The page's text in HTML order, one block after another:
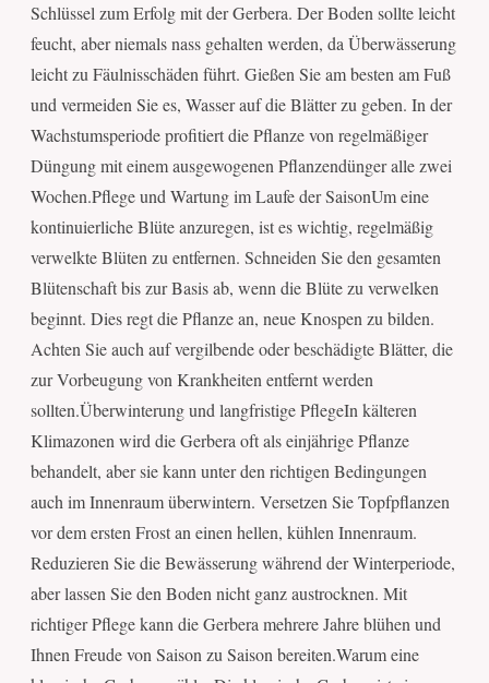
Schlüssel zum Erfolg mit der Gerbera. Der Boden sollte leicht
feucht, aber niemals nass gehalten werden, da Überwässerung
leicht zu Fäulnisschäden führt. Gießen Sie am besten am Fuß
und vermeiden Sie es, Wasser auf die Blätter zu geben. In der
Wachstumsperiode profitiert die Pflanze von regelmäßiger
Düngung mit einem ausgewogenen Pflanzendünger alle zwei
Wochen.Pflege und Wartung im Laufe der SaisonUm eine
kontinuierliche Blüte anzuregen, ist es wichtig, regelmäßig
verwelkte Blüten zu entfernen. Schneiden Sie den gesamten
Blütenschaft bis zur Basis ab, wenn die Blüte zu verwelken
beginnt. Dies regt die Pflanze an, neue Knospen zu bilden.
Achten Sie auch auf vergilbende oder beschädigte Blätter, die
zur Vorbeugung von Krankheiten entfernt werden
sollten.Überwinterung und langfristige PflegeIn kälteren
Klimazonen wird die Gerbera oft als einjährige Pflanze
behandelt, aber sie kann unter den richtigen Bedingungen
auch im Innenraum überwintern. Versetzen Sie Topfpflanzen
vor dem ersten Frost an einen hellen, kühlen Innenraum.
Reduzieren Sie die Bewässerung während der Winterperiode,
aber lassen Sie den Boden nicht ganz austrocknen. Mit
richtiger Pflege kann die Gerbera mehrere Jahre blühen und
Ihnen Freude von Saison zu Saison bereiten.Warum eine